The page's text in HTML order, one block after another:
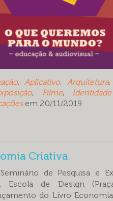
,Aplicativo, Arquitetura
, Filme,
em 20/11/2019
Criativa
de Pesquisa e
Escola de Design
do Livro